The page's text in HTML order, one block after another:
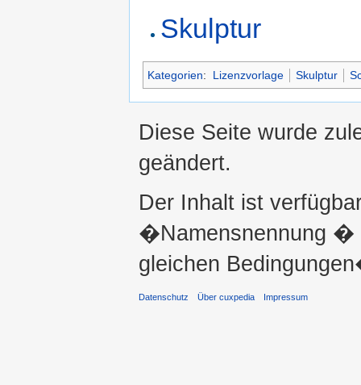
Skulptur
Kategorien: Lizenzvorlage Skulptur
Diese Seite wurde
geändert.
Der Inhalt ist
�Namensnennung �
gleichen
Datenschutz Über cuxpedia Impressum